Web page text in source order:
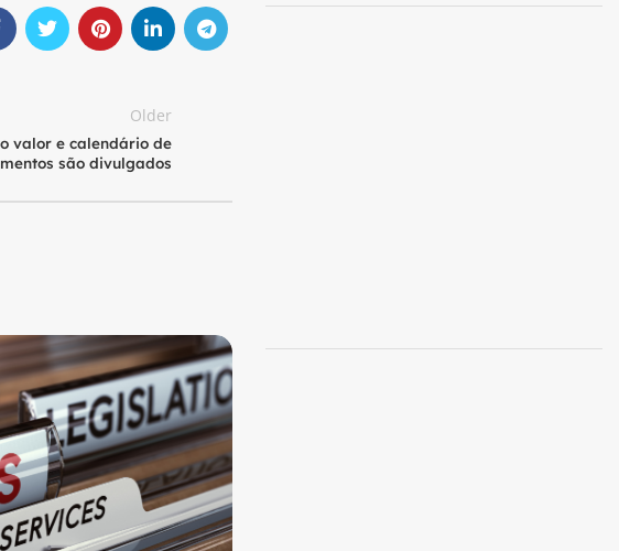
Older
valor e calendário de
são divulgados